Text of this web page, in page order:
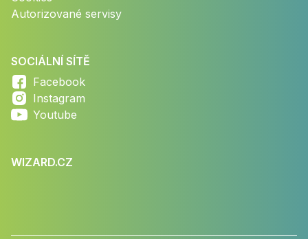
Autorizované servisy
SOCIÁLNÍ SÍTĚ
Facebook
Instagram
Youtube
WIZARD.CZ